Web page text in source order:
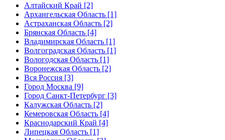
Алтайский Край [2]
Архангельская Область [1]
Астраханская Область [2]
Брянская Область [4]
Владимирская Область [1]
Волгоградская Область [1]
Вологодская Область [1]
Воронежская Область [2]
Вся Россия [3]
Город Москва [9]
Город Санкт-Петербург [3]
Калужская Область [2]
Кемеровская Область [4]
Краснодарский Край [4]
Липецкая Область [1]